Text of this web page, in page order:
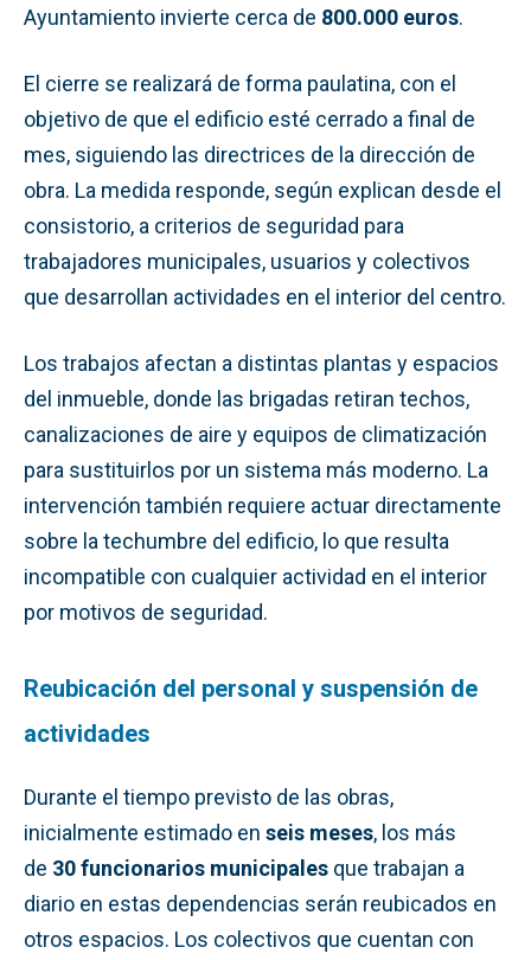
Ayuntamiento invierte cerca de 800.000 euros.
El cierre se realizará de forma paulatina, con el
objetivo de que el edificio esté cerrado a final de
mes, siguiendo las directrices de la dirección de
obra. La medida responde, según explican desde el
consistorio, a criterios de seguridad para
trabajadores municipales, usuarios y colectivos
que desarrollan actividades en el interior del centro.
Los trabajos afectan a distintas plantas y espacios
del inmueble, donde las brigadas retiran techos,
canalizaciones de aire y equipos de climatización
para sustituirlos por un sistema más moderno. La
intervención también requiere actuar directamente
sobre la techumbre del edificio, lo que resulta
incompatible con cualquier actividad en el interior
por motivos de seguridad.
Reubicación del personal y suspensión de
actividades
Durante el tiempo previsto de las obras,
inicialmente estimado en seis meses, los más
de 30 funcionarios municipales que trabajan a
diario en estas dependencias serán reubicados en
otros espacios. Los colectivos que cuentan con